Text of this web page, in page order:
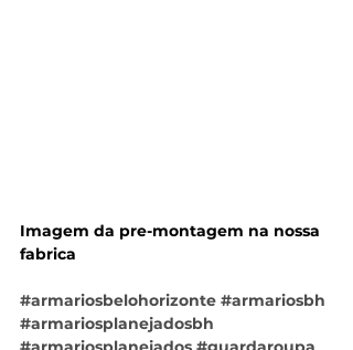
Imagem da pre-montagem na nossa
fabrica
#armariosbelohorizonte #armariosbh
#armariosplanejadosbh